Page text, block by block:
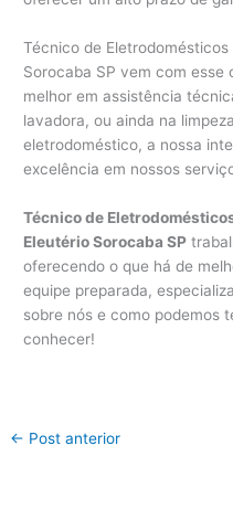
Técnico de
Sorocaba SP vem com
melhor em assistência
lavadora, ou ainda na
eletrodoméstico, a nossa
excelência em nossos
Técnico de
Eleutério Sorocaba SP
oferecendo o que há de
equipe preparada,
sobre nós e como podemos
conhecer!
← Post anterior